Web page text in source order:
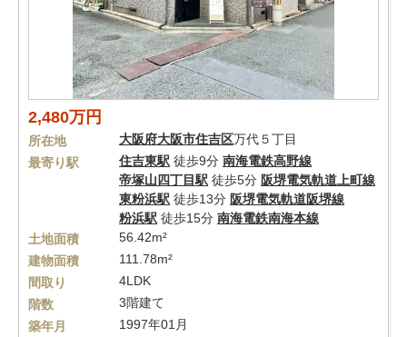
2,480万円
所在地 大阪府大阪市住吉区万代５丁目
最寄り駅
住吉東駅 徒歩9分 南海電鉄高野線
帝塚山四丁目駅 徒歩5分 阪堺電気軌道上町線
東粉浜駅 徒歩13分 阪堺電気軌道阪堺線
粉浜駅 徒歩15分 南海電鉄南海本線
土地面積
56.42m²
建物面積
111.78m²
間取り
4LDK
階数
3階建て
築年月
1997年01月